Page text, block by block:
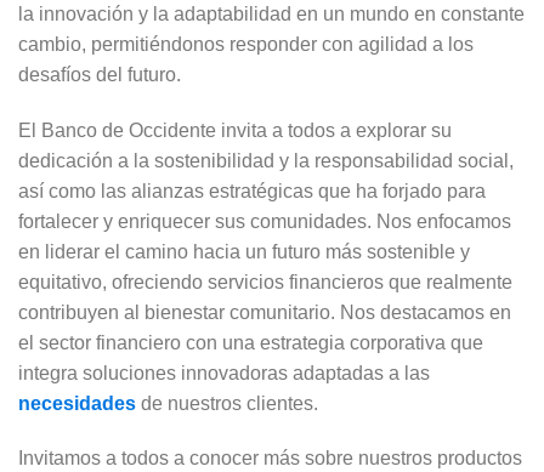
la innovación y la adaptabilidad en un mundo en constante
cambio, permitiéndonos responder con agilidad a los
desafíos del futuro.
El Banco de Occidente invita a todos a explorar su
dedicación a la sostenibilidad y la responsabilidad social,
así como las alianzas estratégicas que ha forjado para
fortalecer y enriquecer sus comunidades. Nos enfocamos
en liderar el camino hacia un futuro más sostenible y
equitativo, ofreciendo servicios financieros que realmente
contribuyen al bienestar comunitario. Nos destacamos en
el sector financiero con una estrategia corporativa que
integra soluciones innovadoras adaptadas a las
necesidades de nuestros clientes.
Invitamos a todos a conocer más sobre nuestros productos